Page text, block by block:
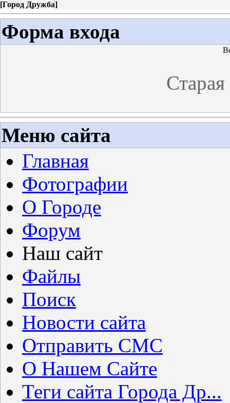
[Город Дружба]
Форма входа
Меню сайта
Главная
Фотографии
О Городе
Форум
Наш сайт
Файлы
Поиск
Новости сайта
Отправить СМС
О Нашем Сайте
Теги сайта Города Др...